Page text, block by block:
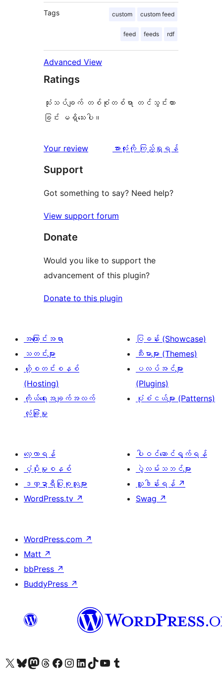
Tags custom custom feed
feed feeds rdf
Advanced View
Ratings
သုံးသပ်ချက် တစ်စုံတစ်ရာ တင်သွင်းထား
ခြင်း မရှိသေးပါ။
Your review
သုံးသပ်
အားလုံးကို ကြည့်ရှုရန်
Support
Got something to say? Need help?
View support forum
Donate
Would you like to support the
advancement of this plugin?
Donate to this plugin
အကြောင်းအရာ
သတင်းများ
ဟို့စတင်းစနစ်
(Hosting)
ကိုယ်ရေးအချက်အလက်
လုံခြုံမှု
ပြခန်း (Showcase)
သီးမားများ (Themes)
ပလပ်အင်များ
(Plugins)
ပုံစံငယ်များ (Patterns)
လေ့လာရန်
ပံ့ပိုးမှုစနစ်
ဒဏ္ဍာရီပြုစုသူများ
WordPress.tv ↗
ပါဝင်ဆောင်ရွက်ရန်
ပွဲလမ်းသဘင်များ
လှူဒါန်းရန် ↗
Swag ↗
WordPress.com ↗
Matt ↗
bbPress ↗
BuddyPress ↗
ကျွန်ုပ်တို့၏ X (ယခင် Twitter) အကောင့်သို့ သွားရောက်ကြည့်ရှုပါကျွန်ုပ်တို့၏ Bluesky အကောင့်သို့ ဝင်ရောက်ကြည့်ရှုရန်
ကျွန်ုပ်တို့၏ Mastodon အကောင့်သို့ သွားရောက်ကြည့်ရှုပါကျွန်ုပ်တို့၏ Threads အကောင့်သို့ ဝင်ရောက်ကြည့်ရှုရန်
ကျွန်ုပ်တို့၏ Facebook စာမျက်နှာသို့ သွားရောက်ကြည့်ရှုပါကျွန်ုပ်တို့၏ Instagram အကောင့်သို့ သွားရောက်ကြည့်ရှုပါ ကျွန်ုပ်တို့၏ LinkedIn အကောင့်သို့ သွားရောက်ကြည့်ရှုပါကျွန်ုပ်တို့၏ TikTok အကောင့်သို့ ဝင်ရောက်ကြည့်ရှုရန်
ကျွန်ုပ်တို့၏ YouTube ချန်နယ်သို့ သွားရောက်ကြည့်ရှုပါ ကျွန်ုပ်တို့၏ Tumblr အကောင့်သို့ ဝင်ရောက်ကြည့်ရှုရန်